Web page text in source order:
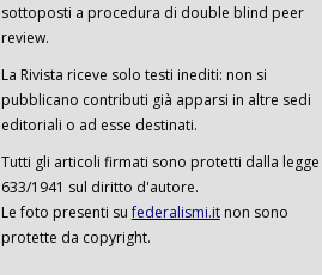
sottoposti a procedura di double blind peer
review.
La Rivista riceve solo testi inediti: non si
pubblicano contributi già apparsi in altre sedi
editoriali o ad esse destinati.
Tutti gli articoli firmati sono protetti dalla legge
633/1941 sul diritto d'autore.
Le foto presenti sufederalismi.itnon sono
protette da copyright.